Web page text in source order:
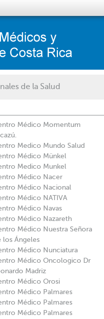
de la Salud
Médico Momentum
Medico Mundo Salud
Médico Münkel
Medico Munkel
Médico Nacer
Médico Nacional
Médico NATIVA
Médico Navas
Médico Nazareth
Médico Nuestra Señora
los Ángeles
Médico Nunciatura
Médico Oncologico Dr
Madriz
Médico Orosi
Médico Palmares
Médico Palmares
Médico Palmares